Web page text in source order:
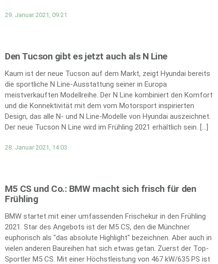
29. Januar 2021, 09:21
Den Tucson gibt es jetzt auch als N Line
Kaum ist der neue Tucson auf dem Markt, zeigt Hyundai bereits
die sportliche N Line-Ausstattung seiner in Europa
meistverkauften Modellreihe. Der N Line kombiniert den Komfort
und die Konnektivität mit dem vom Motorsport inspirierten
Design, das alle N- und N Line-Modelle von Hyundai auszeichnet.
Der neue Tucson N Line wird im Frühling 2021 erhältlich sein. […]
28. Januar 2021, 14:03
M5 CS und Co.: BMW macht sich frisch für den
Frühling
BMW startet mit einer umfassenden Frischekur in den Frühling
2021. Star des Angebots ist der M5 CS, den die Münchner
euphorisch als "das absolute Highlight" bezeichnen. Aber auch in
vielen anderen Baureihen hat sich etwas getan. Zuerst der Top-
Sportler M5 CS. Mit einer Höchstleistung von 467 kW/635 PS ist